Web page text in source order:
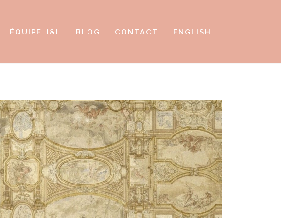
ÉQUIPE J&L BLOG CONTACT ENGLISH